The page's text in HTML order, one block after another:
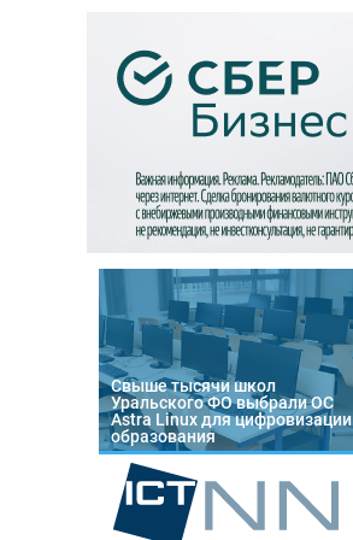
Свыше тысячи школ
Уральского ФО выбрали ОС
Astra Linux для цифровизации
образования